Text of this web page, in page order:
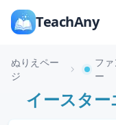
TeachAny
ぬりえペー
ジ
フ
ー
イースタ